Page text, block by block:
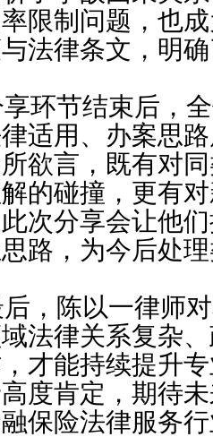
限制问题，也
法律条文，明
环节结束后，
适用、办案思
欲言，既有对
的碰撞，更有
次分享会让他
路，为今后处
，陈以一律师
法律关系复杂
才能持续提升
度肯定，期待
保险法律服务